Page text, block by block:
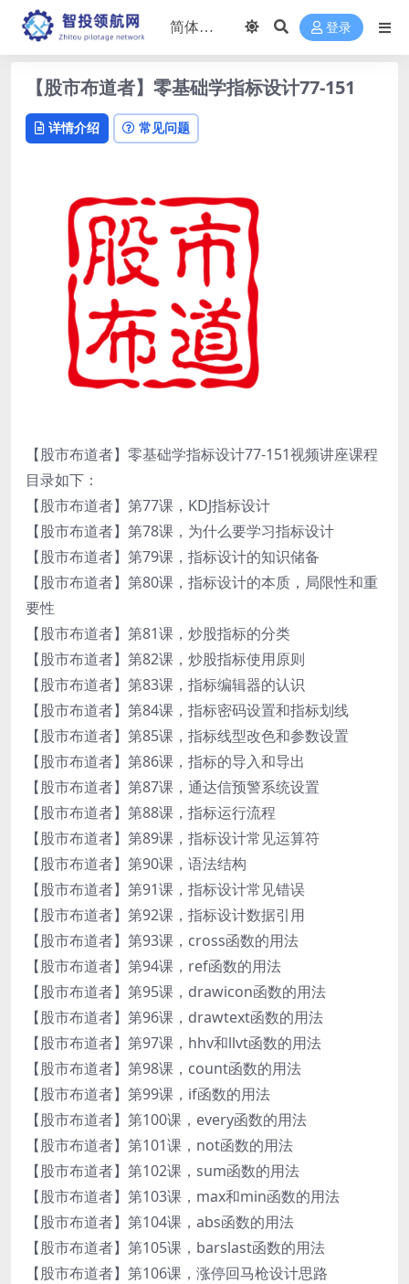
登录
【股市布道者】零基础学指标设计77-151
详情介绍 常见问题
【股市布道者】零基础学指标设计77-151视频讲座课程
目录如下：
【股市布道者】第77课，KDJ指标设计
【股市布道者】第78课，为什么要学习指标设计
【股市布道者】第79课，指标设计的知识储备
【股市布道者】第80课，指标设计的本质，局限性和重
要性
【股市布道者】第81课，炒股指标的分类
【股市布道者】第82课，炒股指标使用原则
【股市布道者】第83课，指标编辑器的认识
【股市布道者】第84课，指标密码设置和指标划线
【股市布道者】第85课，指标线型改色和参数设置
【股市布道者】第86课，指标的导入和导出
【股市布道者】第87课，通达信预警系统设置
【股市布道者】第88课，指标运行流程
【股市布道者】第89课，指标设计常见运算符
【股市布道者】第90课，语法结构
【股市布道者】第91课，指标设计常见错误
【股市布道者】第92课，指标设计数据引用
【股市布道者】第93课，cross函数的用法
【股市布道者】第94课，ref函数的用法
【股市布道者】第95课，drawicon函数的用法
【股市布道者】第96课，drawtext函数的用法
【股市布道者】第97课，hhv和llvt函数的用法
【股市布道者】第98课，count函数的用法
【股市布道者】第99课，if函数的用法
【股市布道者】第100课，every函数的用法
【股市布道者】第101课，not函数的用法
【股市布道者】第102课，sum函数的用法
【股市布道者】第103课，max和min函数的用法
【股市布道者】第104课，abs函数的用法
【股市布道者】第105课，barslast函数的用法
【股市布道者】第106课，涨停回马枪设计思路